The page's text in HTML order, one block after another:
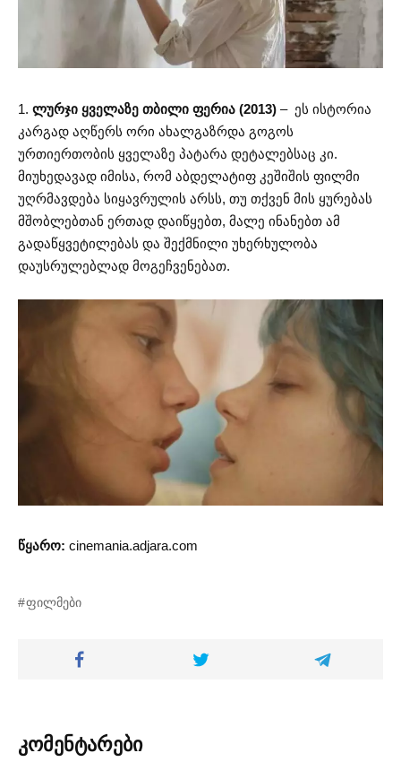
1. ლურჯი ყველაზე თბილი ფერია (2013) – ეს ისტორია
კარგად აღწერს ორი ახალგაზრდა გოგოს
ურთიერთობის ყველაზე პატარა დეტალებსაც კი.
მიუხედავად იმისა, რომ აბდელატიფ კეშიშის ფილმი
უღრმავდება სიყავრულის არსს, თუ თქვენ მის ყურებას
მშობლებთან ერთად დაიწყებთ, მალე ინანებთ ამ
გადაწყვეტილებას და შექმნილი უხერხულობა
დაუსრულებლად მოგეჩვენებათ.
წყარო: cinemania.adjara.com
ფილმები
კომენტარები